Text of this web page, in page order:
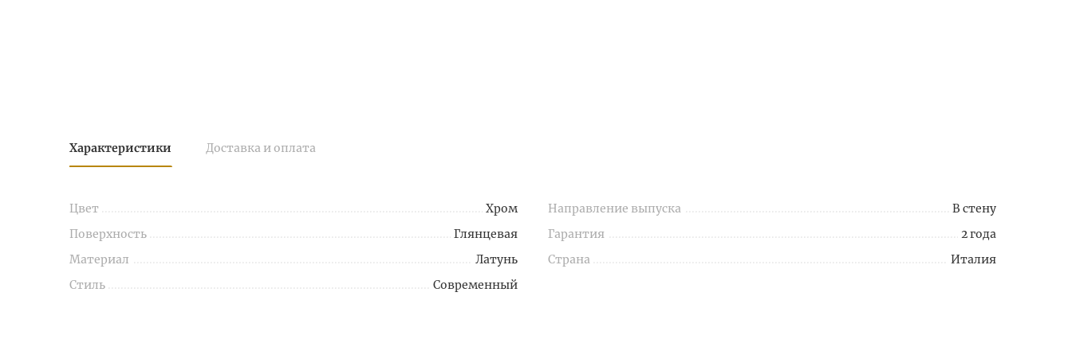
Характеристики Доставка и оплата
Цвет
Хром
Поверхность
Глянцевая
Материал
Латунь
Стиль
Современный
Направление выпуска
В стену
Гарантия
2 года
Страна
Италия